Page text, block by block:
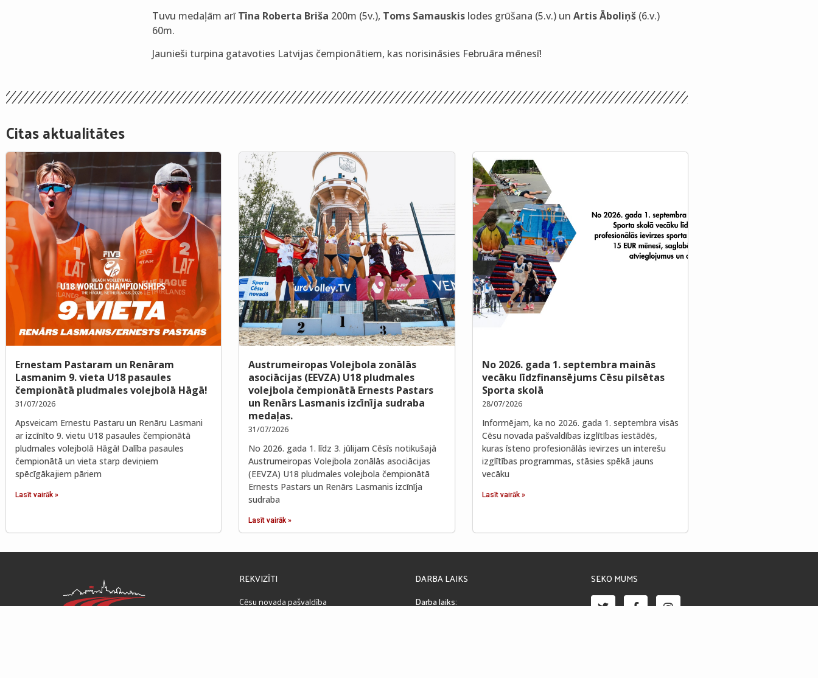
Tuvu medaļām arīTīna Roberta Briša 200m (5v.), Toms Samauskislodes grūšana (5.v.) un Artis Āboliņš (6.v.)
60m.
Jaunieši turpina gatavoties Latvijas čempionātiem, kas norisināsies Februāra mēnesī!
Citas aktualitātes
Ernestam Pastaram un Renāram
Lasmanim 9. vieta U18 pasaules
čempionātā pludmales volejbolā Hāgā!
31/07/2026
Apsveicam Ernestu Pastaru un Renāru Lasmani
ar izcīnīto 9. vietu U18 pasaules čempionātā
pludmales volejbolā Hāgā! Dalība pasaules
čempionātā un vieta starp deviņiem
spēcīgākajiem pāriem
Lasīt vairāk »
Austrumeiropas Volejbola zonālās
asociācijas (EEVZA) U18 pludmales
volejbola čempionātā Ernests Pastars
un Renārs Lasmanis izcīnīja sudraba
medaļas.
31/07/2026
No 2026. gada 1. līdz 3. jūlijam Cēsīs notikušajā
Austrumeiropas Volejbola zonālās asociācijas
(EEVZA) U18 pludmales volejbola čempionātā
Ernests Pastars un Renārs Lasmanis izcīnīja
sudraba
Lasīt vairāk »
No 2026. gada 1. septembra mainās
vecāku līdzfinansējums Cēsu pilsētas
Sporta skolā
28/07/2026
Informējam, ka no 2026. gada 1. septembra visās
Cēsu novada pašvaldības izglītības iestādēs,
kuras īsteno profesionālās ievirzes un interešu
izglītības programmas, stāsies spēkā jauns
vecāku
Lasīt vairāk »
REKVIZĪTI
Cēsu novada pašvaldība
DARBA LAIKS
Darba laiks:
SEKO MUMS